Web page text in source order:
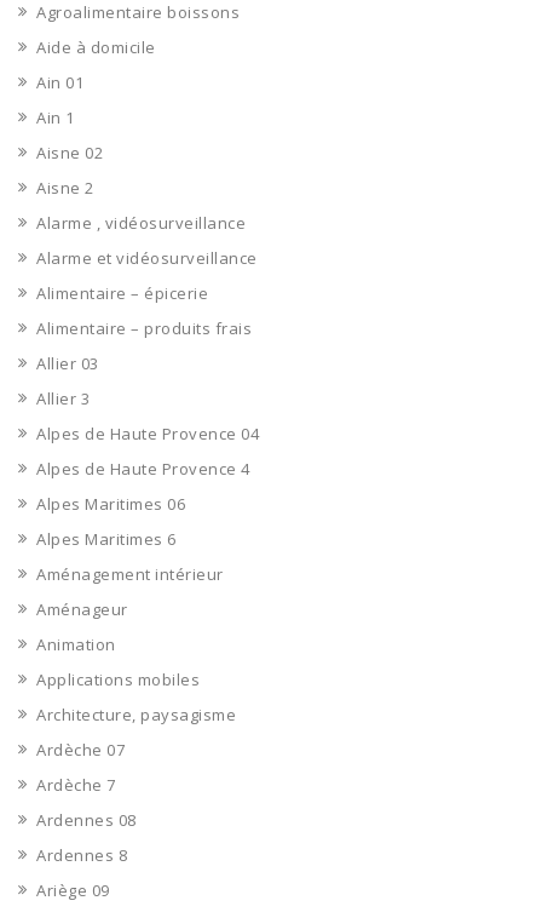
Agroalimentaire boissons
Aide à domicile
Ain 01
Ain 1
Aisne 02
Aisne 2
Alarme , vidéosurveillance
Alarme et vidéosurveillance
Alimentaire – épicerie
Alimentaire – produits frais
Allier 03
Allier 3
Alpes de Haute Provence 04
Alpes de Haute Provence 4
Alpes Maritimes 06
Alpes Maritimes 6
Aménagement intérieur
Aménageur
Animation
Applications mobiles
Architecture, paysagisme
Ardèche 07
Ardèche 7
Ardennes 08
Ardennes 8
Ariège 09